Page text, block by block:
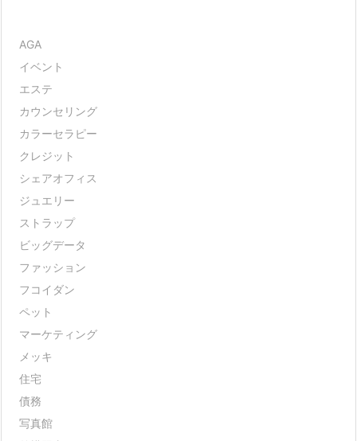
AGA
イベント
エステ
カウンセリング
カラーセラピー
クレジット
シェアオフィス
ジュエリー
ストラップ
ビッグデータ
ファッション
フコイダン
ペット
マーケティング
メッキ
住宅
債務
写真館